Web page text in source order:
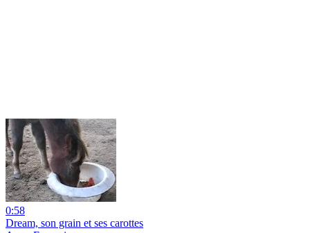
0:58
Dream, son grain et ses carottes